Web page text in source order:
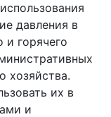
давления в
и горячего
хозяйства.
их в
и